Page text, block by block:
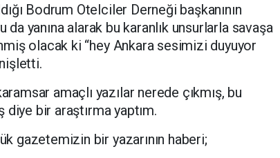
Bodrum Otelciler Derneği başkanının
da yanına alarak bu karanlık unsurlarla savaşa
olacak ki “hey Ankara sesimizi duyuyor
amaçlı yazılar nerede çıkmış, bu
diye bir araştırma yaptım.
gazetemizin bir yazarının haberi;